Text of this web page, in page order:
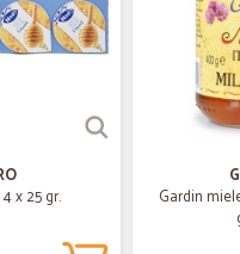
x 25 gr.
Gardin